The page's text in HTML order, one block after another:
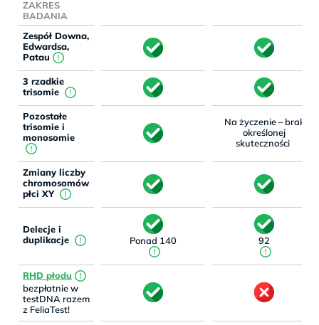
ZAKRES
BADANIA
Zespół Downa,
Edwardsa,
Patau
3 rzadkie
trisomie
Pozostałe
trisomie i
monosomie
Na życzenie – brak
określonej
skuteczności
Zmiany liczby
chromosomów
płci XY
Delecje i
duplikacje
Ponad 140 92
RHD płodu
bezpłatnie w
testDNA razem
z FeliaTest!